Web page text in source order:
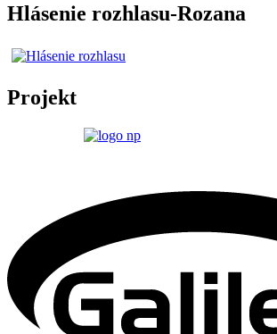
Hlásenie rozhlasu-Rozana
Projekt